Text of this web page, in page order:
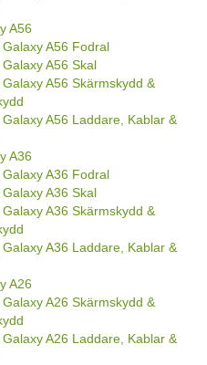
A56
A56 Fodral
A56 Skal
A56 Skärmskydd &
A56 Laddare, Kablar &
A36
A36 Fodral
A36 Skal
A36 Skärmskydd &
A36 Laddare, Kablar &
A26
A26 Skärmskydd &
A26 Laddare, Kablar &